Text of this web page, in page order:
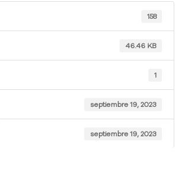
158
46.46 KB
1
septiembre 19, 2023
septiembre 19, 2023